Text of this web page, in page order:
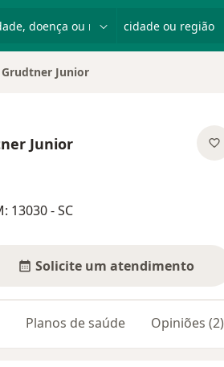
Junior
Junior
13030 - SC
Solicite um atendimento
Planos de saúde Opiniões (2)